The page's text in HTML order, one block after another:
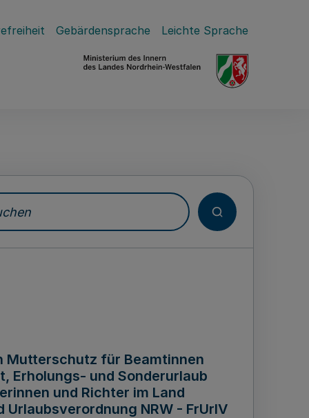
Gebärdensprache Leichte Sprache
Mutterschutz für Beamtinnen
Erholungs- und Sonderurlaub
und Richter im Land
NRW - FrUrlV